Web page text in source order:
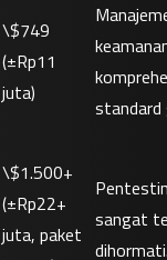
\$749
(±Rp11
juta)
standard
\$1.500+
(±Rp22+
juta, paket
sangat